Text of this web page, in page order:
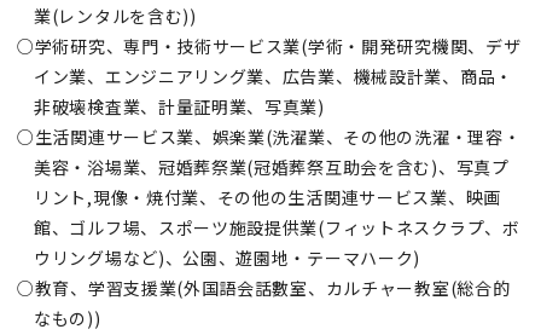
業(レンタルを含む))
○学術研究、専門・技術サービス業(学術・開発研究機関、デザ
イン業、エンジニアリング業、広告業、機械設計業、商品・
非破壊検査業、計量証明業、写真業)
○生活関連サービス業、娯楽業(洗濯業、その他の洗濯・理容・
美容・浴場業、冠婚葬祭業(冠婚葬祭互助会を含む)、写真プ
リント,現像・焼付業、その他の生活関連サービス業、映画
館、ゴルフ場、スポーツ施設提供業(フィットネスクラプ、ボ
ウリング場など)、公園、遊園地・テーマハーク)
○教育、学習支援業(外国語会話數室、カルチャー教室(総合的
なもの))